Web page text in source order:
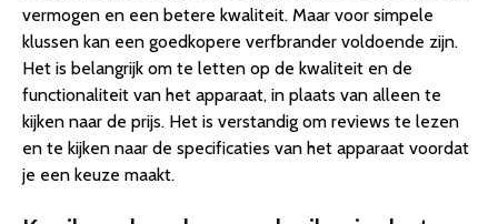
vermogen en een betere kwaliteit. Maar voor simpele
klussen kan een goedkopere verfbrander voldoende zijn.
Het is belangrijk om te letten op de kwaliteit en de
functionaliteit van het apparaat, in plaats van alleen te
kijken naar de prijs. Het is verstandig om reviews te lezen
en te kijken naar de specificaties van het apparaat voordat
je een keuze maakt.